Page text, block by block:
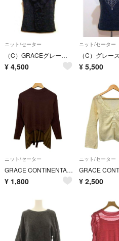
ニット/セーター
（C）GRACEグレースコンチネンタルフリルトップス
¥ 4,500
ニット/セーター
¥ 5,500
ニット/セーター
GRACE CONTINENTAL(グレースコンチネンタル) 長袖セーター サイズ36 S レディース美品 - ダークブラウン×黒 ハイネック/異素材切替/プリーツ/レース/チェック柄
¥ 1,800
ニット/セーター
¥ 2,500